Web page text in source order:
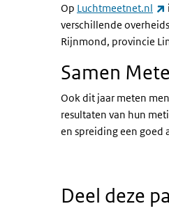
Op Luchtmeetnet.nl
verschillende
Rijnmond, provincie
Samen
Ook dit jaar meten
resultaten van hun
en spreiding een goed
Deel deze